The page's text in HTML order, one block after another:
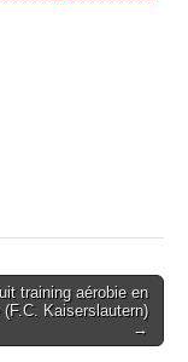
training aérobie en
(F.C. Kaiserslautern)
→